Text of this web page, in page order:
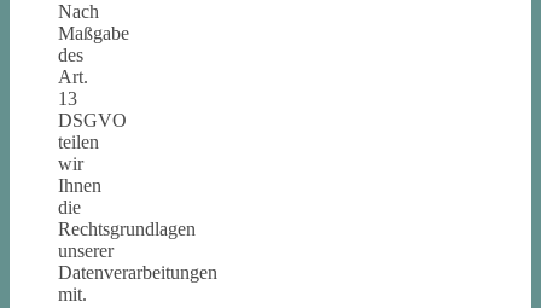
Nach
Maßgabe
des
Art.
13
DSGVO
teilen
wir
Ihnen
die
Rechtsgrundlagen
unserer
Datenverarbeitungen
mit.